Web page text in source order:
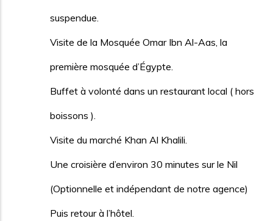
suspendue.
Visite de la Mosquée Omar Ibn Al-Aas, la
première mosquée d’Égypte.
Buffet à volonté dans un restaurant local ( hors
boissons ).
Visite du marché Khan Al Khalili.
Une croisière d’environ 30 minutes sur le Nil
(Optionnelle et indépendant de notre agence)
Puis retour à l’hôtel.